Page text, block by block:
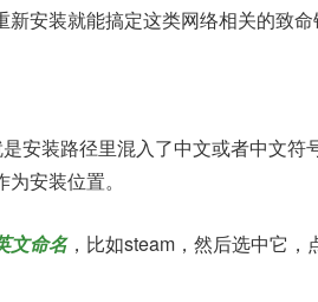
新安装就能搞定这类网络相关的致命
安装路径里混入了中文或者中文符
安装位置。
文命名，比如steam，然后选中它，